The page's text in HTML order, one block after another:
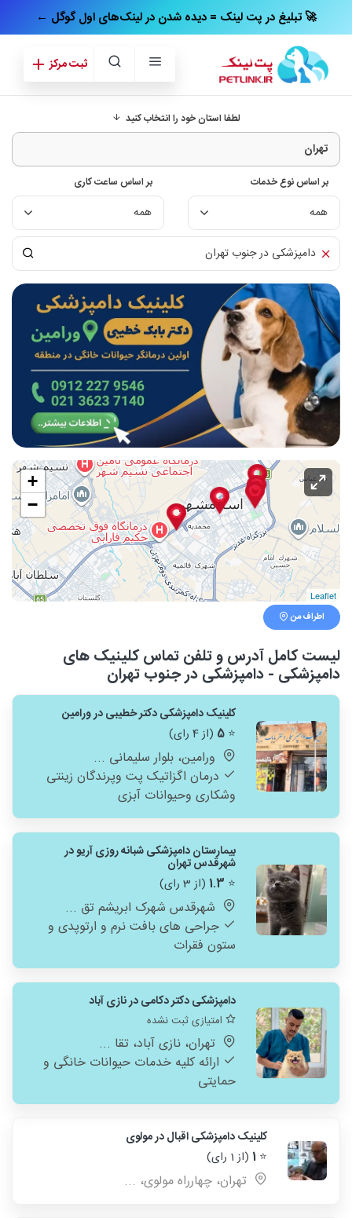
← تبلیغ در پت‌ لینک = دیده شدن در لینک‌های اول گوگل 🚀
ثبت مرکز
لطفا استان خود را انتخاب کنید
بر اساس نوع خدمات بر اساس ساعت کاری
+
−
Leaflet
اطراف من
لیست کامل آدرس و تلفن تماس کلینیک های
دامپزشکی - دامپزشکی در جنوب تهران
کلینیک دامپزشکی دکتر خطیبی در ورامین
⭐
5 (از 4 رای)
ورامین، بلوار سلیمانی ...
درمان اگزاتیک پت وپرندگان زینتی
وشکاری وحیوانات آبزی
بیمارستان دامپزشکی شبانه روزی آریو در
شهرقدس تهران
⭐
1.3 (از 3 رای)
شهرقدس شهرک ابریشم تق ...
‌جراحی های بافت نرم و ارتوپدی و
ستون فقرات
دامپزشکی دکتر دکامی در نازی آباد
امتیازی ثبت نشده
تهران، نازی آباد، تقا ...
ارائه کلیه خدمات حیوانات خانگی و
حمایتی
کلینیک دامپزشکی اقبال در مولوی
⭐
1 (از 1 رای)
تهران، چهارراه مولوی، ...